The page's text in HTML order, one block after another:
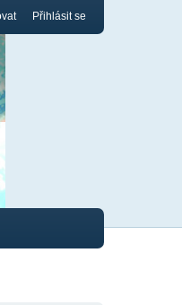
Přihlásit se